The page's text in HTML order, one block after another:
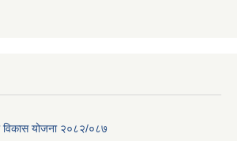
विकास योजना २०८२/०८७